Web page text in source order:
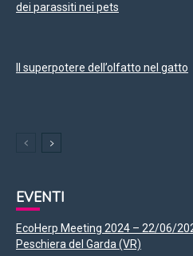
dei parassiti nei pets
Il superpotere dell’olfatto nel gatto
EVENTI
EcoHerp Meeting 2024 – 22/06/
Peschiera del Garda (VR)